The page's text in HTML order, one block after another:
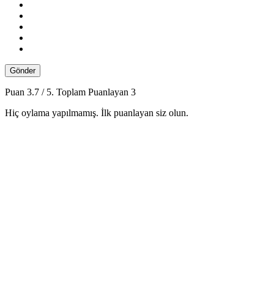
Gönder
Puan 3.7 / 5. Toplam Puanlayan 3
Hiç oylama yapılmamış. İlk puanlayan siz olun.